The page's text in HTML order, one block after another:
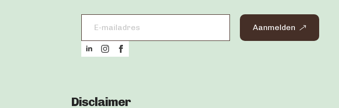
Email
address
Aanmelden
Disclaimer